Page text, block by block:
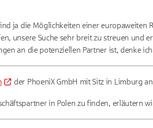
ja die Möglichkeiten einer europaweiten
unsere Suche sehr breit zu streuen und
an die potenziellen Partner ist, denke
der PhoeniX GmbH mit Sitz in Limburg
in Polen zu finden, erläutern